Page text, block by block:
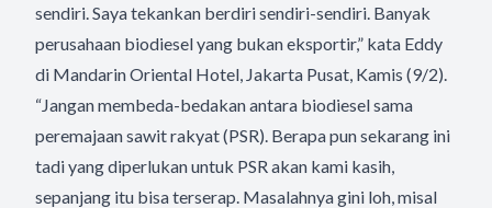
sendiri. Saya tekankan berdiri sendiri-sendiri. Banyak
perusahaan biodiesel yang bukan eksportir,” kata Eddy
di Mandarin Oriental Hotel, Jakarta Pusat, Kamis (9/2).
“Jangan membeda-bedakan antara biodiesel sama
peremajaan sawit rakyat (PSR). Berapa pun sekarang ini
tadi yang diperlukan untuk PSR akan kami kasih,
sepanjang itu bisa terserap. Masalahnya gini loh, misal